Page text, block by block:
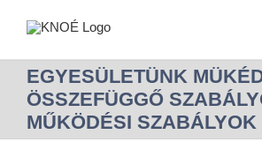
EGYESÜLETÜNK
ÖSSZEFÜGGŐ
MŰKÖDÉSI SZABÁLYOK